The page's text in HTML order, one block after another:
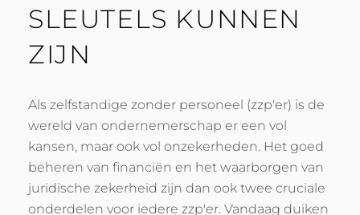
SLEUTELS KUNNEN
ZIJN
Als zelfstandige zonder personeel (zzp'er) is de
wereld van ondernemerschap er een vol
kansen, maar ook vol onzekerheden. Het goed
beheren van financiën en het waarborgen van
juridische zekerheid zijn dan ook twee cruciale
onderdelen voor iedere zzp'er. Vandaag duiken